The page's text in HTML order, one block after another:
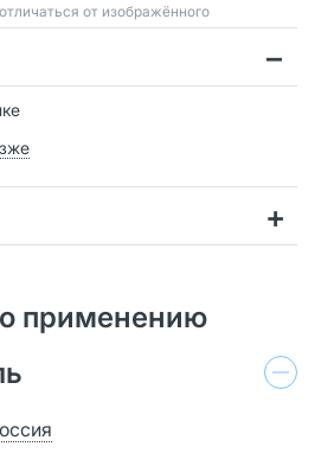
от изображённого
применению